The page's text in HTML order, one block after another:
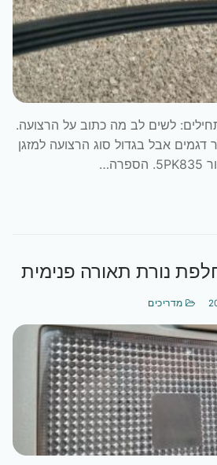
לשים לב מה כתוב על הרצועה.
דגמים אבל בגדול סוג הרצועה למזגן
מדריכים